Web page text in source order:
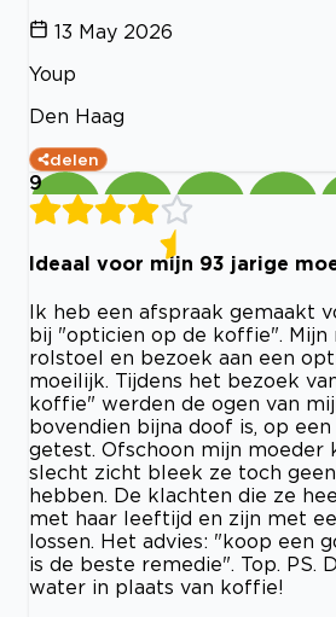
13 May 2026
Youp
Den Haag
delen
9
Ideaal voor mijn 93 jarige
Ik heb een afspraak gemaakt
bij "opticien op de koffie". Mijn
rolstoel en bezoek aan een
moeilijk. Tijdens het bezoek
koffie" werden de ogen van
bovendien bijna doof is, op
getest. Ofschoon mijn moeder
slecht zicht bleek ze toch
hebben. De klachten die ze
met haar leeftijd en zijn met
lossen. Het advies: "koop een
is de beste remedie". Top. PS.
water in plaats van koffie!